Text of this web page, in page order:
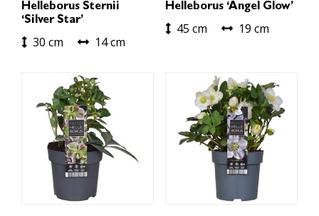
Helleborus Sternii
‘Silver Star’
30 cm 14 cm
Helleborus ‘Angel Glow’
45 cm 19 cm